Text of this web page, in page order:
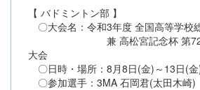
【 バドミントン部 】
〇大会名：令和3年度 全国高等学校
兼 高松宮記念杯 第72回全
大会
〇日時・場所：8月8日(金)～13日(
〇参加選手：3MA 石岡君(太田木崎)